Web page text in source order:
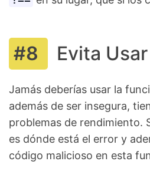
Evita
Jamás deberías usar la
además de ser insegura,
problemas de rendimiento.
es dónde está el error y
código malicioso en esta